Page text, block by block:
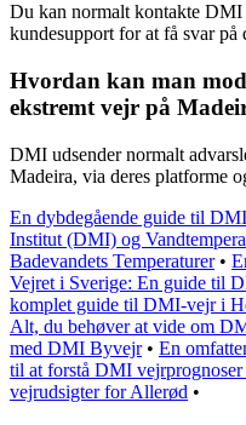
Du kan normalt kontakte DMI
kundesupport for at få svar på
Hvordan kan man
ekstremt vejr på
DMI udsender normalt
Madeira, via deres platforme
En dybdegående guide til
Institut (DMI) og
Badevandets Temperaturer•
Vejret i Sverige: En guide til
komplet guide til DMI-vejr i
Alt, du behøver at vide om
med DMI Byvejr• En
til at forstå DMI vejrprognoser
vejrudsigter for Allerød •